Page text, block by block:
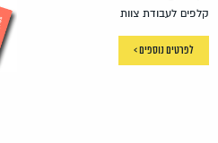
קלפים לעבודת צוות
לפרטים נוספים >